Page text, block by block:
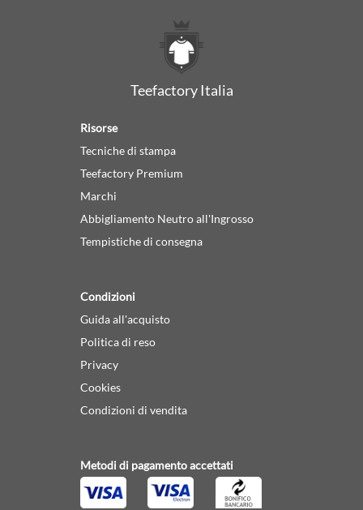
Teefactory Italia
Risorse
Tecniche di stampa
Teefactory Premium
Marchi
Abbigliamento Neutro all'Ingrosso
Tempistiche di consegna
Condizioni
Guida all'acquisto
Politica di reso
Privacy
Cookies
Condizioni di vendita
Metodi di pagamento accettati